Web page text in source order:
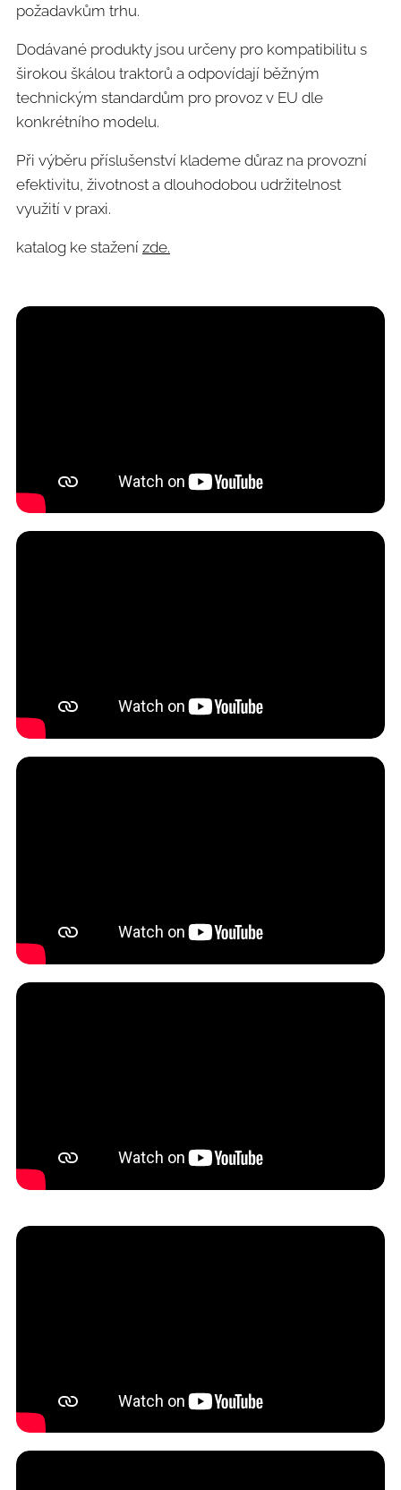
požadavkům trhu.
Dodávané produkty jsou určeny pro kompatibilitu s
širokou škálou traktorů a odpovídají běžným
technickým standardům pro provoz v EU dle
konkrétního modelu.
Při výběru příslušenství klademe důraz na provozní
efektivitu, životnost a dlouhodobou udržitelnost
využití v praxi.
katalog ke stažení zde.